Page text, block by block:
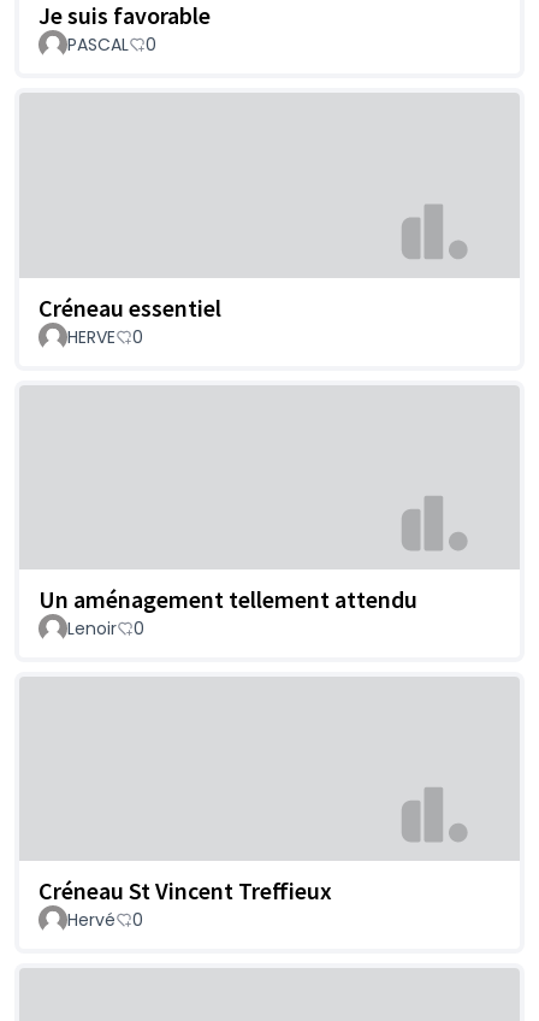
Je suis favorable
PASCAL 0
Créneau essentiel
HERVE 0
Un aménagement tellement attendu
Lenoir 0
Créneau St Vincent Treffieux
Hervé 0